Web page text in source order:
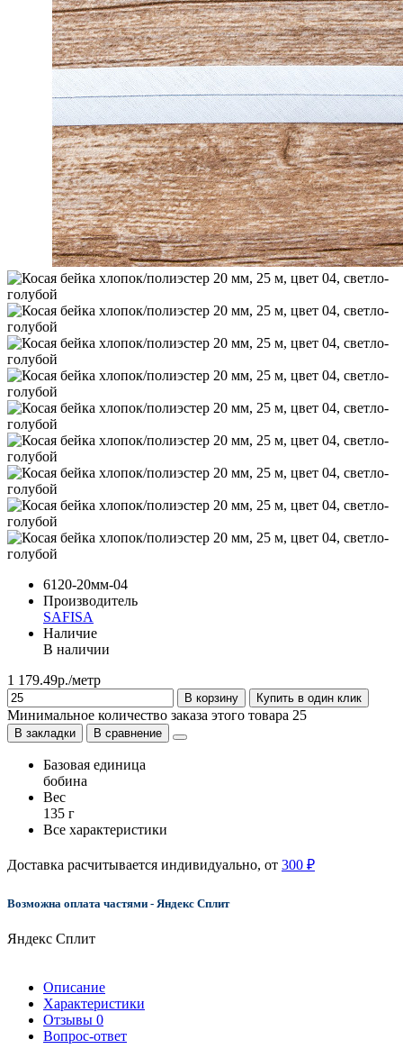
6120-20мм-04
Производитель
SAFISA
Наличие
В наличии
1 179.49р./метр
В корзину Купить в один клик
Минимальное количество заказа этого товара 25
В закладки В сравнение
Базовая единица
бобина
Вес
135 г
Все характеристики
Доставка расчитывается индивидуально, от 300 ₽
Возможна оплата частями - Яндекс Сплит
Яндекс Сплит
Описание
Характеристики
Отзывы 0
Вопрос-ответ